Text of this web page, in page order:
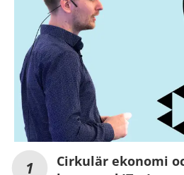
Cirkulär ekonomi